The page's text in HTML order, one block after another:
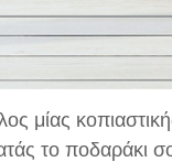
μίας
το ποδαράκι